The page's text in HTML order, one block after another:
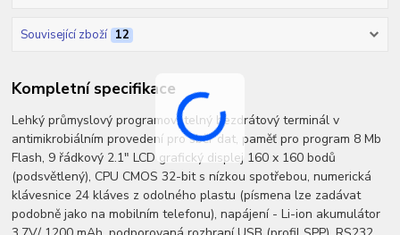
Související zboží 12
Kompletní specifikace
Lehký průmyslový programovatelný bezdrátový terminál v
antimikrobiálním provedení pro sběr dat, paměť pro program 8 Mb
Flash, 9 řádkový 2.1" LCD grafický displej 160 x 160 bodů
(podsvětlený), CPU CMOS 32-bit s nízkou spotřebou, numerická
klávesnice 24 kláves z odolného plastu (písmena lze zadávat
podobně jako na mobilním telefonu), napájení - Li-ion akumulátor